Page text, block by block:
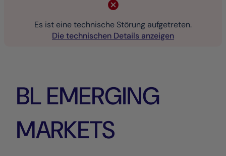
Es ist eine technische Störung aufgetreten.
Die technischen Details anzeigen
BL EMERGING
MARKETS